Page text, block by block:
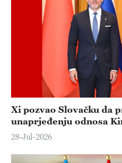
Xi pozvao Slovačku da
unaprjeđenju odnosa
28-Jul-2026